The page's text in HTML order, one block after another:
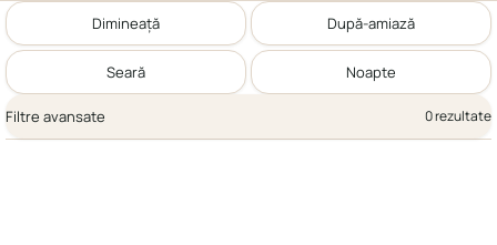
Dimineață După-amiază
Seară Noapte
Filtre avansate 0 rezultate